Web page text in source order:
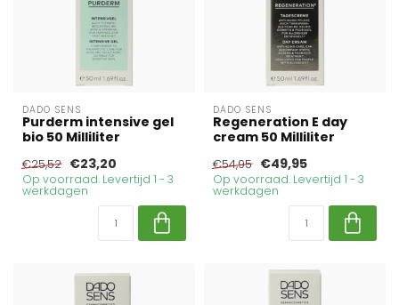
DADO SENS
Purderm intensive gel
bio 50 Milliliter
€25,52 €23,20
Op voorraad. Levertijd 1 - 3
werkdagen
DADO SENS
Regeneration E day
cream 50 Milliliter
€54,95 €49,95
Op voorraad. Levertijd 1 - 3
werkdagen